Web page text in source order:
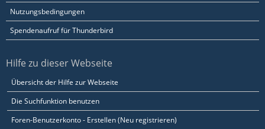
Nutzungsbedingungen
Spendenaufruf für Thunderbird
Hilfe zu dieser Webseite
Übersicht der Hilfe zur Webseite
Die Suchfunktion benutzen
Foren-Benutzerkonto - Erstellen (Neu registrieren)